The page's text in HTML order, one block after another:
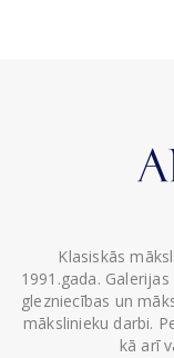
Klasiskās
1991.gada.
glezniecības un
mākslinieku darbi.
kā arī